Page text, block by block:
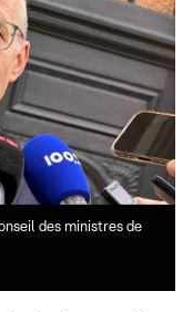
des ministres de